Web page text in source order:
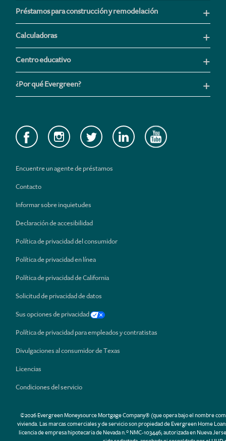
Préstamos para construcción y remodelación
Calculadoras
Centro educativo
¿Por qué Evergreen?
Encuentre un agente de préstamos
Contacto
Informar sobre inquietudes
Declaración de accesibilidad
Política de privacidad del consumidor
Política de privacidad en línea
Política de privacidad de California
Solicitud de privacidad de datos
Sus opciones de privacidad
Política de privacidad para empleados y contratistas
Divulgaciones al consumidor de Texas
Licencias
Condiciones del servicio
©2026 Evergreen Moneysource Mortgage Company® (que opera bajo el nombre
vivienda. Las marcas comerciales y de servicio son propiedad de Evergreen Home
licencia de empresa hipotecaria de Nevada n.º NMC-103446; autorizada en Nueva